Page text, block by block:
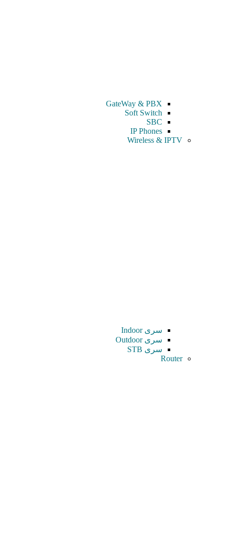
GateWay & PBX
Soft Switch
SBC
IP Phones
Wireless & IPTV
سری Indoor
سری Outdoor
سری STB
Router